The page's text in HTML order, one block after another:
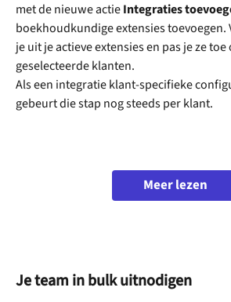
met de nieuwe actie Integraties
boekhoudkundige extensies toevoegen.
je uit je actieve extensies en pas je ze toe
geselecteerde klanten.
Als een integratie klant-specifieke
gebeurt die stap nog steeds per klant.
Meer lezen
Je team in bulk uitnodigen